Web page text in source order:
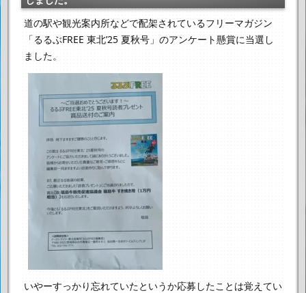
道の駅や観光案内所などで配架されているフリーマガジン
「るるぶFREE 東北’25 夏秋号」のアンケート懸賞に当選し
ました。
いやーすっかり忘れていたというか応募したことは覚えてい